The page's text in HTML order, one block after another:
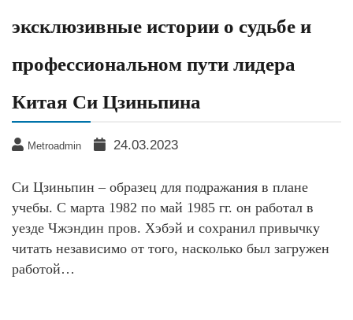
эксклюзивные истории о судьбе и
профессиональном пути лидера
Китая Си Цзиньпина
Metroadmin 24.03.2023
Си Цзиньпин – образец для подражания в плане
учебы. С марта 1982 по май 1985 гг. он работал в
уезде Чжэндин пров. Хэбэй и сохранил привычку
читать независимо от того, насколько был загружен
работой…